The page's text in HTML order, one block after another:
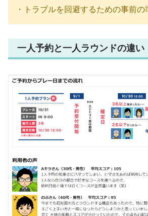
・トラブルを回避するための事前の
一人予約と一人ラウンドの違い